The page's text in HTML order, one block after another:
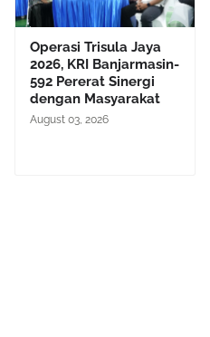
Operasi Trisula Jaya
2026, KRI Banjarmasin-
592 Pererat Sinergi
dengan Masyarakat
August 03, 2026